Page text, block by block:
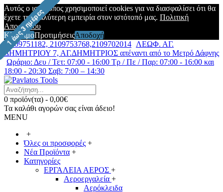
Αυτός ο ιστότοπος χρησιμοποιεί cookies για να διασφαλίσει ότι θα
έχετε την καλύτερη εμπειρία στον ιστότοπό μας. Πολιτική
Απορρήτου
ΚλείσιμοΠροτιμήσειςΑποδοχή
2109751182, 2109753768,2109702014 ΛΕΩΦ. ΑΓ.
ΔΗΜΗΤΡΙΟΥ 7, ΑΓ.ΔΗΜΗΤΡΙΟΣ απέναντι από το Μετρό Δάφνης
Ωράριο: Δευ / Τετ: 07:00 - 16:00 Τρ / Πε / Παρ: 07:00 - 16:00 και
18:00 - 20:30 Σαβ: 7:00 – 14:30
0 προϊόν(τα) - 0,00€
Τα καλάθι αγορών σας είναι άδειο!
MENU
+
Όλες οι προσφορές +
Νέα Προϊόντα +
Κατηγορίες
ΕΡΓΑΛΕΙΑ ΑΕΡΟΣ +
Αεροεργαλεία +
Αερόκλειδα